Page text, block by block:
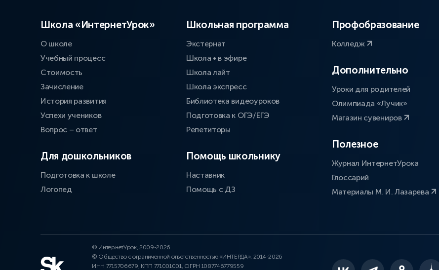
Школа «ИнтернетУрок»
О школе
Учебный процесс
Стоимость
Зачисление
История развития
Успехи учеников
Вопрос – ответ
Для дошкольников
Подготовка к школе
Логопед
Школьная программа
Экстернат
Школа • в эфире
Школа лайт
Школа экспресс
Библиотека видеоуроков
Подготовка к ОГЭ/ЕГЭ
Репетиторы
Помощь школьнику
Наставник
Помощь с ДЗ
Профобразование
Колледж
Дополнительно
Уроки для родителей
Олимпиада «Лучик»
Магазин сувениров
Полезное
Журнал ИнтернетУрока
Глоссарий
Материалы М. И. Лазарева
© ИнтернетУрок, 2009-2026
© Общество с ограниченной ответственностью «ИНТЕРДА», 2014-2026
ИНН 7715706679, КПП 771001001, ОГРН 1087746779559